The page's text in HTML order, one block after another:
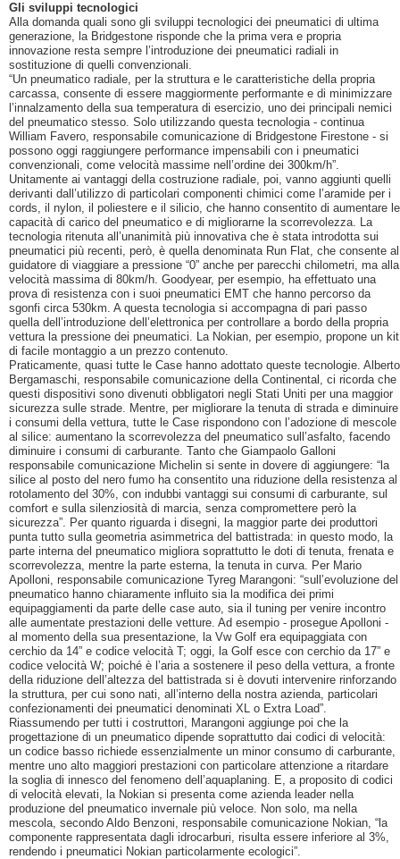
Gli sviluppi tecnologici
Alla domanda quali sono gli sviluppi tecnologici dei pneumatici di ultima
generazione, la Bridgestone risponde che la prima vera e propria
innovazione resta sempre l’introduzione dei pneumatici radiali in
sostituzione di quelli convenzionali.
“Un pneumatico radiale, per la struttura e le caratteristiche della propria
carcassa, consente di essere maggiormente performante e di minimizzare
l’innalzamento della sua temperatura di esercizio, uno dei principali nemici
del pneumatico stesso. Solo utilizzando questa tecnologia - continua
William Favero, responsabile comunicazione di Bridgestone Firestone - si
possono oggi raggiungere performance impensabili con i pneumatici
convenzionali, come velocità massime nell’ordine dei 300km/h”.
Unitamente ai vantaggi della costruzione radiale, poi, vanno aggiunti quelli
derivanti dall’utilizzo di particolari componenti chimici come l’aramide per i
cords, il nylon, il poliestere e il silicio, che hanno consentito di aumentare le
capacità di carico del pneumatico e di migliorarne la scorrevolezza. La
tecnologia ritenuta all’unanimità più innovativa che è stata introdotta sui
pneumatici più recenti, però, è quella denominata Run Flat, che consente al
guidatore di viaggiare a pressione “0” anche per parecchi chilometri, ma alla
velocità massima di 80km/h. Goodyear, per esempio, ha effettuato una
prova di resistenza con i suoi pneumatici EMT che hanno percorso da
sgonfi circa 530km. A questa tecnologia si accompagna di pari passo
quella dell’introduzione dell’elettronica per controllare a bordo della propria
vettura la pressione dei pneumatici. La Nokian, per esempio, propone un kit
di facile montaggio a un prezzo contenuto.
Praticamente, quasi tutte le Case hanno adottato queste tecnologie. Alberto
Bergamaschi, responsabile comunicazione della Continental, ci ricorda che
questi dispositivi sono divenuti obbligatori negli Stati Uniti per una maggior
sicurezza sulle strade. Mentre, per migliorare la tenuta di strada e diminuire
i consumi della vettura, tutte le Case rispondono con l’adozione di mescole
al silice: aumentano la scorrevolezza del pneumatico sull’asfalto, facendo
diminuire i consumi di carburante. Tanto che Giampaolo Galloni
responsabile comunicazione Michelin si sente in dovere di aggiungere: “la
silice al posto del nero fumo ha consentito una riduzione della resistenza al
rotolamento del 30%, con indubbi vantaggi sui consumi di carburante, sul
comfort e sulla silenziosità di marcia, senza compromettere però la
sicurezza”. Per quanto riguarda i disegni, la maggior parte dei produttori
punta tutto sulla geometria asimmetrica del battistrada: in questo modo, la
parte interna del pneumatico migliora soprattutto le doti di tenuta, frenata e
scorrevolezza, mentre la parte esterna, la tenuta in curva. Per Mario
Apolloni, responsabile comunicazione Tyreg Marangoni: “sull’evoluzione del
pneumatico hanno chiaramente influito sia la modifica dei primi
equipaggiamenti da parte delle case auto, sia il tuning per venire incontro
alle aumentate prestazioni delle vetture. Ad esempio - prosegue Apolloni -
al momento della sua presentazione, la Vw Golf era equipaggiata con
cerchio da 14” e codice velocità T; oggi, la Golf esce con cerchio da 17” e
codice velocità W; poiché è l’aria a sostenere il peso della vettura, a fronte
della riduzione dell’altezza del battistrada si è dovuti intervenire rinforzando
la struttura, per cui sono nati, all’interno della nostra azienda, particolari
confezionamenti dei pneumatici denominati XL o Extra Load”.
Riassumendo per tutti i costruttori, Marangoni aggiunge poi che la
progettazione di un pneumatico dipende soprattutto dai codici di velocità:
un codice basso richiede essenzialmente un minor consumo di carburante,
mentre uno alto maggiori prestazioni con particolare attenzione a ritardare
la soglia di innesco del fenomeno dell’aquaplaning. E, a proposito di codici
di velocità elevati, la Nokian si presenta come azienda leader nella
produzione del pneumatico invernale più veloce. Non solo, ma nella
mescola, secondo Aldo Benzoni, responsabile comunicazione Nokian, “la
componente rappresentata dagli idrocarburi, risulta essere inferiore al 3%,
rendendo i pneumatici Nokian particolarmente ecologici”.